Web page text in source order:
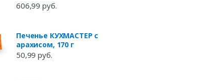
606,99 руб.
Печенье КУХМАСТЕР с
арахисом, 170 г
50,99 руб.